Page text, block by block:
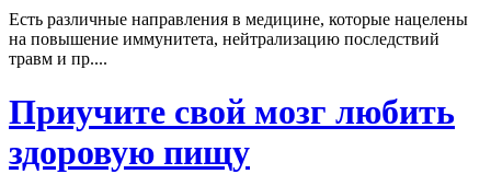
Есть различные направления в медицине, которые нацелены
на повышение иммунитета, нейтрализацию последствий
травм и пр....
Приучите свой мозг любить
здоровую пищу